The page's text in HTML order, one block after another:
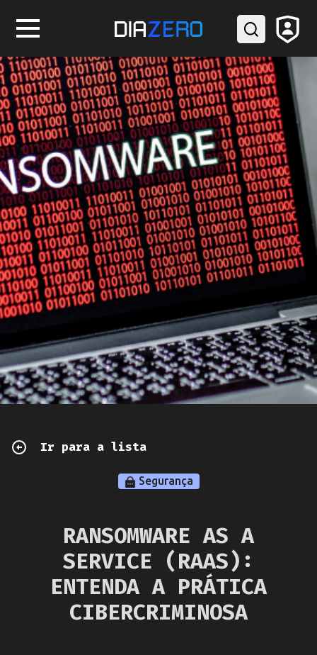
Ir para a lista
Segurança
RANSOMWARE AS A
SERVICE (RAAS):
ENTENDA A PRÁTICA
CIBERCRIMINOSA